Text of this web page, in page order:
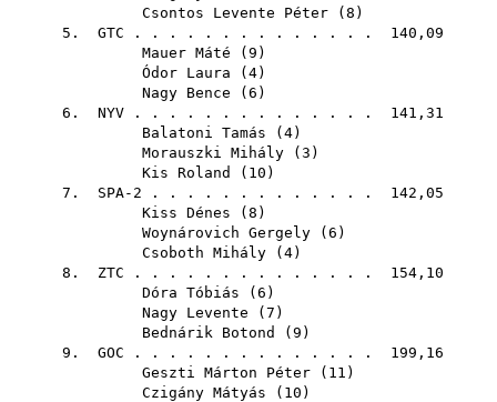
Csontos Levente Péter ( 8 )
5. GTC . . . . . . . . . . . . . . 140,09
Mauer Máté ( 9 )
Ódor Laura ( 4)
Nagy Bence ( 6 )
6. NYV . . . . . . . . . . . . . . 141,31
Balatoni Tamás ( 4)
Morauszki Mihály ( 3 )
Kis Roland
( 10 )
7. SPA-2 . . . . . . . . . . . . . 142,05
Kiss Dénes ( 8 )
Woynárovich Gergely ( 6 )
Csoboth Mihály ( 4)
8. ZTC . . . . . . . . . . . . . . 154,10
Dóra Tóbiás ( 6 )
Nagy Levente ( 7 )
Bednárik Botond
( 9 )
9. GOC . . . . . . . . . . . . . . 199,16
Geszti Márton Péter ( 11 )
Czigány Mátyás ( 10 )